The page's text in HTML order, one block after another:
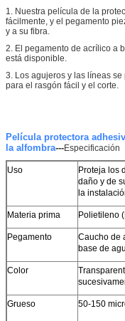
¡Te
1. Nuestra película de la
fácilmente, y el pegamento
y a su fibra.
2. El pegamento de acrílico a
está disponible.
3. Los agujeros y las líneas
para el rasgón fácil y el corte.
Película protectora
la alfombra---Especificación
Uso
Proteja los
daño y de
la
Materia prima Polietileno
Pegamento
Caucho de
base de
Color
Grueso 50-150